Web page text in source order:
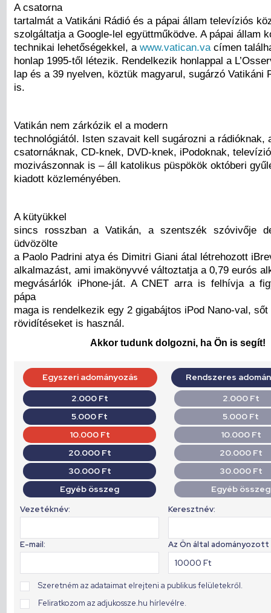
A csatorna
tartalmát a Vatikáni Rádió és a pápai állam televíziós
szolgáltatja a Google-lel együttműködve. A pápai állam
technikai lehetőségekkel, a www.vatican.va címen
honlap 1995-től létezik. Rendelkezik honlappal a
lap és a 39 nyelven, köztük magyarul, sugárzó Vatikáni
is.
Vatikán nem zárkózik el a modern
technológiától. Isten szavait kell sugározni a rádióknak,
csatornáknak, CD-knek, DVD-knek, iPodoknak,
mozivászonnak is – áll katolikus püspökök októberi
kiadott közleményében.
A kütyükkel
sincs rosszban a Vatikán, a szentszék szóvivője
üdvözölte
a Paolo Padrini atya és Dimitri Giani átal létrehozott
alkalmazást, ami imakönyvvé változtatja a 0,79 eurós
megvásárlók iPhone-ját. A CNET arra is felhívja a
pápa
maga is rendelkezik egy 2 gigabájtos iPod Nano-val, sőt
rövidítéseket is használ.
Akkor tudunk dolgozni, ha Ön is segít!